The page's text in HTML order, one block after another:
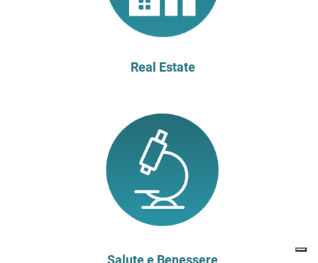
Real Estate
Salute e Benessere